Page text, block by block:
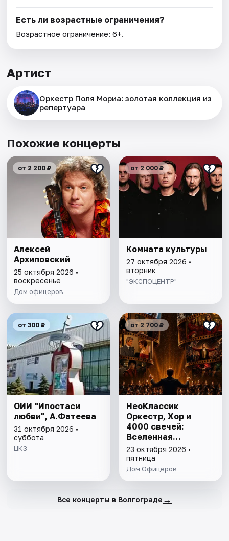
Есть ли возрастные ограничения?
Возрастное ограничение: 6+.
Артист
Оркестр Поля Мориа: золотая коллекция из
репертуара
Похожие концерты
от 2 200 ₽
Алексей
Архиповский
25 октября 2026 •
воскресенье
Дом офицеров
от 2 000 ₽
Комната культуры
27 октября 2026 •
вторник
"ЭКСПОЦЕНТР"
от 300 ₽
ОИИ "Ипостаси
любви", А.Фатеева
31 октября 2026 •
суббота
ЦКЗ
от 2 700 ₽
НеоКлассик
Оркестр, Хор и
4000 свечей:
Вселенная
саундтреков
23 октября 2026 •
пятница
Дом Офицеров
Все концерты в Волгограде →